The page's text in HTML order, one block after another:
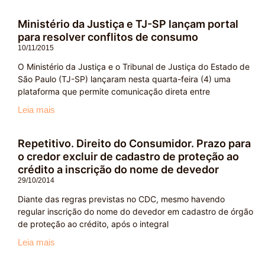
Ministério da Justiça e TJ-SP lançam portal
para resolver conflitos de consumo
10/11/2015
O Ministério da Justiça e o Tribunal de Justiça do Estado de
São Paulo (TJ-SP) lançaram nesta quarta-feira (4) uma
plataforma que permite comunicação direta entre
Leia mais
Repetitivo. Direito do Consumidor. Prazo para
o credor excluir de cadastro de proteção ao
crédito a inscrição do nome de devedor
29/10/2014
Diante das regras previstas no CDC, mesmo havendo
regular inscrição do nome do devedor em cadastro de órgão
de proteção ao crédito, após o integral
Leia mais